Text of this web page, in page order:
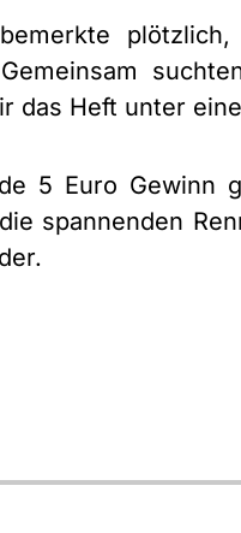
das Heft unter
5 Euro Gewinn
spannenden